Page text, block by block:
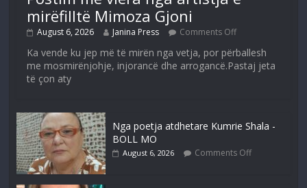
mirëfilltë Mimoza Gjoni
August 6, 2026 Janina Press Comments Off
Ka vende ku jep më të mirën nga vetja, por përballesh
me mosmirënjohje, injorancë dhe arrogancë.Pastaj jeta
të çon aty
Nga poetja atdhetare Kumrie Shala -
BOLL MO
August 6, 2026 Comments Off